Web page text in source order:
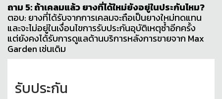
ถาม 5: ถ้าเคลมแล้ว ยางที่ได้ใหม่ยังอยู่ในประกันไหม?
ตอบ: ยางที่ได้รับจากการเคลมจะถือเป็นยางใหม่ทดแทน
และจะไม่อยู่ในเงื่อนไขการรับประกันอุบัติเหตุซ้ำอีกครั้ง
แต่ยังคงได้รับการดูแลด้านบริการหลังการขายจาก Max
Garden เช่นเดิม
รับประกัน